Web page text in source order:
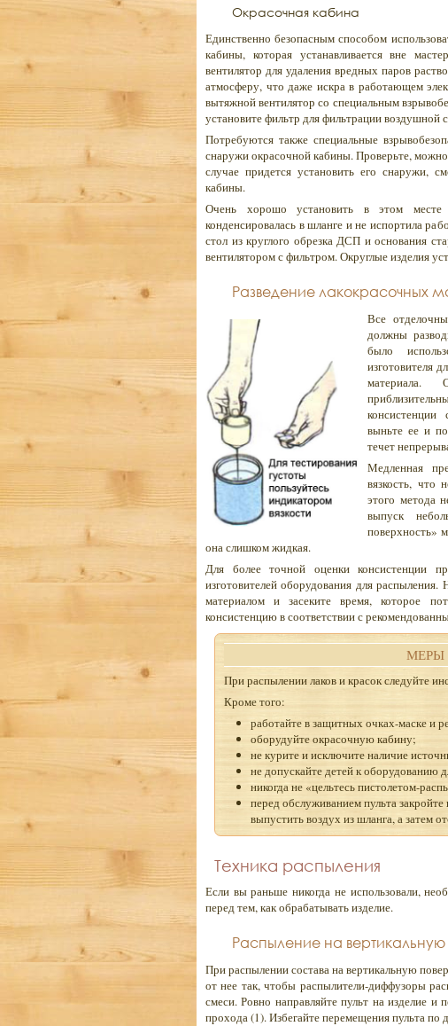
Окрасочная кабина
Единственно безопасным способом
кабины, которая устанавливается вне
вентилятор для удаления вредных паров
атмосферу, что даже искра в работающем
вытяжной вентилятор со специальным
установите фильтр для фильтрации воздушной
Потребуются также специальные
снаружи окрасочной кабины. Проверьте,
случае придется установить его снаружи,
кабины.
Очень хорошо установить в этом месте
конденсировалась в шланге и не испортила
стол из круглого обрезка ДСП и основания
вентилятором с фильтром. Округлые изделия
Разведение лакокрасочных
Все
должны
было
изготовителя
материала.
консистенции
выньте ее и
течет
Медленная
вязкость, что
этого метода
выпуск
поверхность»
она слишком жидкая.
Для более точной оценки консистенции
изготовителей оборудования для
материалом и засеките время, которое
консистенцию в соответствии с
МЕРЫ
При распылении лаков и красок следуйте
Кроме того:
работайте в защитных очках-маске и
оборудуйте окрасочную кабину;
не курите и исключите наличие
не допускайте детей к оборудованию
никогда не «цельтесь пистолетом-
перед обслуживанием пульта
выпустить воздух из шланга, а затем
Техника распыления
Если вы раньше никогда не использовали,
перед тем, как обрабатывать изделие.
Распыление на вертикальную
При распылении состава на вертикальную
от нее так, чтобы распылители-диффузоры
смеси. Ровно направляйте пульт на изделие и
прохода (1). Избегайте перемещения пульта по